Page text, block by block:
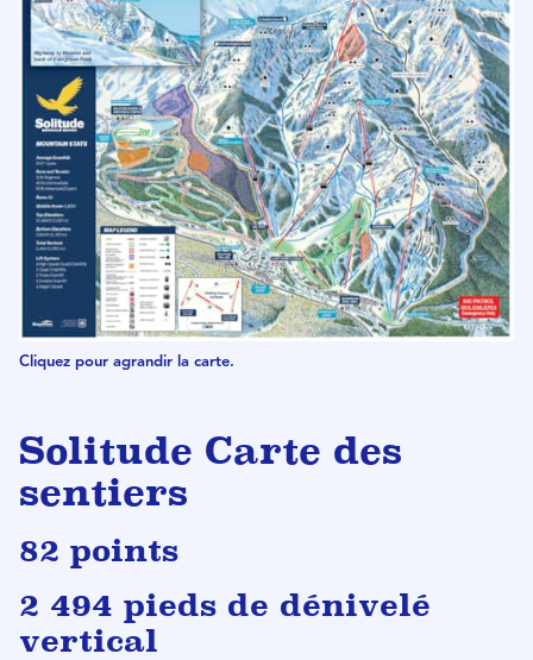
Cliquez pour agrandir la carte.
Solitude Carte des
sentiers
82 points
2 494 pieds de dénivelé
vertical